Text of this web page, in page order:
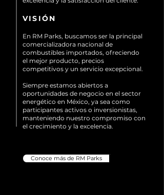
VISIÓN
En RM Parks, buscamos ser la principal
comercializadora nacional de
combustibles importados, ofreciendo
el mejor producto, precios
competitivos y un servicio excepcional.
Siempre estamos abiertos a
oportunidades de negocio en el sector
energético en México, ya sea como
participantes activos o inversionistas,
manteniendo nuestro compromiso con
el crecimiento y la excelencia.
Conoce más de RM Parks